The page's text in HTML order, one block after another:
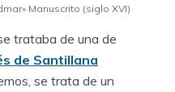
Manuscrito (siglo XVI)
trataba de una de
de Santillana
se trata de un